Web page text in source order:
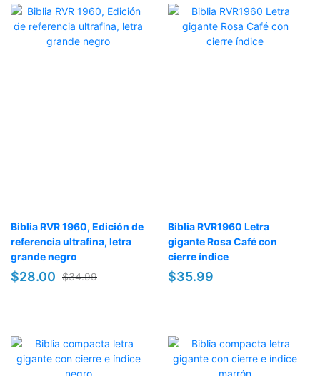
OFERTA
Biblia RVR 1960, Edición de
referencia ultrafina, letra
grande negro
$28.00 $34.99
Biblia RVR1960 Letra
gigante Rosa Café con
cierre índice
$35.99